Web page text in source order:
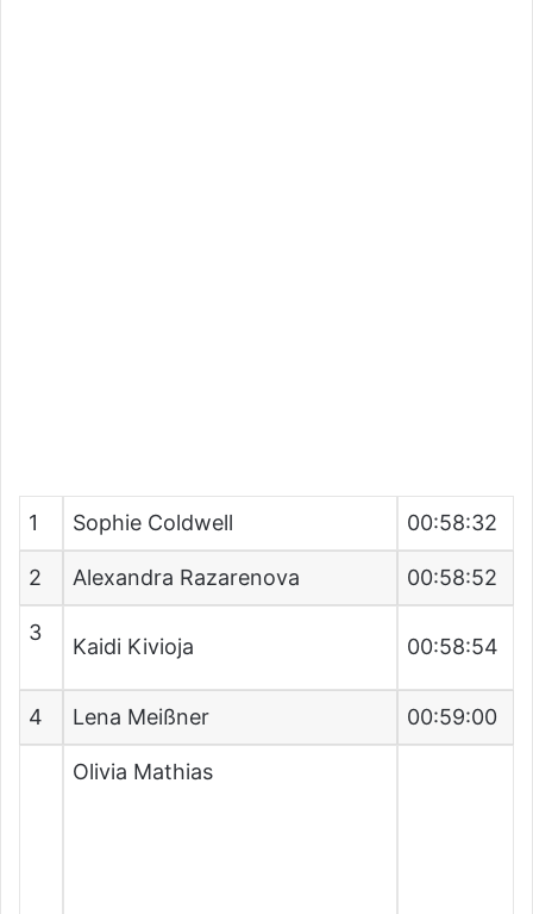
1 Sophie Coldwell 00:58:32
2 Alexandra Razarenova 00:58:52
3
Kaidi Kivioja 00:58:54
4 Lena Meißner 00:59:00
Olivia Mathias